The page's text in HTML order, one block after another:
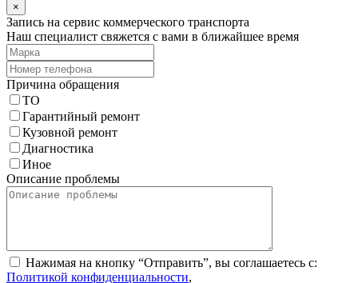
×
Запись на сервис коммерческого транспорта
Наш специалист свяжется с вами в ближайшее время
Причина обращения
ТО
Гарантийный ремонт
Кузовной ремонт
Диагностика
Иное
Описание проблемы
Нажимая на кнопку “Отправить”, вы соглашаетесь с:
Политикой конфиденциальности,